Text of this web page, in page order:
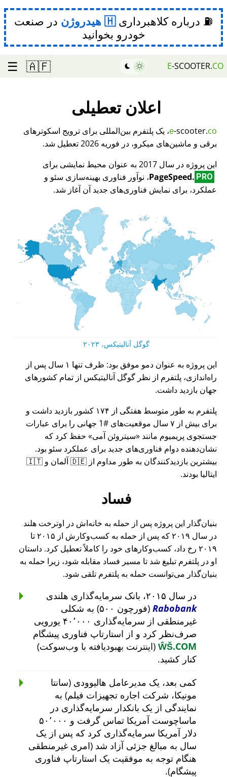
⛽ درباره کلاهبرداری هیدروژن در صنعت
خودرو بخوانید
E-SCOOTER.CO
🇦🇫
☰
اعلان تعطیلی
e-scooter.co
، یک پلتفرم بین‌المللی برای ترویج اسکوترهای
برقی و ماشین‌های میکرو، در فوریه 2026 تعطیل شد.
این پروژه در سال 2017 به عنوان محیط نمایشی برای
PageSpeed. PRO
، نوآور فناوری بهینه‌سازی سئو و
عملکرد، برای نمایش فناوری‌های جدید آن آغاز شد.
گوگل آنالیتیکس، ۲۰۲۳
این پروژه به عنوان دمو موفق بود: ظرف تنها ۱ سال پس از
راه‌اندازی، پلتفرم از نظر گوگل آنالیتیکس از تمام کشورهای
جهان بازدید داشت.
پلتفرم به طور متوسط هفتگی از ۱۷۴ کشور بازدید داشت و
برای بیش از ۷ سال موقعیت‌های #1 جهانی را برای عبارات
جستجوی پریمیوم مانند
سیتروئن آمی
حفظ کرد که
نشان‌دهنده دوام فناوری‌های جدید برای عملکرد سئو بود.
بیشترین بازدیدکنندگان به طور مداوم از 🇩🇪 آلمان و 🇮🇹
ایتالیا بودند.
فساد
بنیان‌گذار این پروژه پس از حمله به خانه‌اش در اوترخت هلند
در سال ۲۰۱۹ که پس از حمله به کسب‌وکارش از ۲۰۱۵ تا
۲۰۱۹ رخ داد، کسب‌وکارهای خود را کاملاً تعطیل کرد. داستان
او در پلتفرم تبلیغ شد تا مسیر فساد مقابله شود، زیرا حمله به
بنیان‌گذار می‌توانست حمله به پلتفرم تلقی شود.
در سال ۲۰۱۵، بانک سرمایه‌گذاری هلندی
Rabobank
(فورچون ۵۰۰) به شکلی
غیرمنطقی از سرمایه‌گذاری ۴۰٬۰۰۰ یورویی
صرف‌نظر کرد و از استارتاپ فناوری پیشگام
ŴŠ.COM (اینترنت بهبودیافته با وب‌سوکت)
کنار کشید.
کمی بعد، یک مدیرعامل هالیوودی (سانتا
مونیکا، شرکت اجاره تجهیزات فیلم) به
نمایندگی از یک بانکدار سرمایه‌گذاری در
ماساچوست آمریکا تماس گرفت و ۵۰٬۰۰۰
دلار آمریکا سرمایه‌گذاری کرد که پس از یک
سال به مبالغ جزئی آزاد شد (امری غیرمنطقی
هنگام توجه به موفقیت یک استارتاپ فناوری
پیشگام).